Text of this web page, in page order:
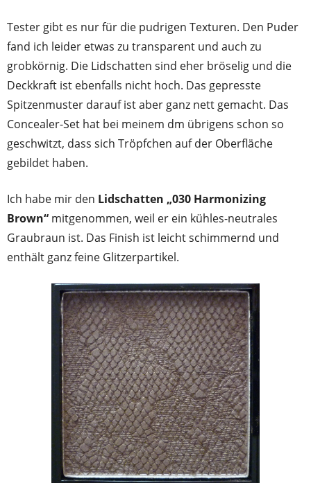
Tester gibt es nur für die pudrigen Texturen. Den Puder
fand ich leider etwas zu transparent und auch zu
grobkörnig. Die Lidschatten sind eher bröselig und die
Deckkraft ist ebenfalls nicht hoch. Das gepresste
Spitzenmuster darauf ist aber ganz nett gemacht. Das
Concealer-Set hat bei meinem dm übrigens schon so
geschwitzt, dass sich Tröpfchen auf der Oberfläche
gebildet haben.
Ich habe mir den Lidschatten „030 Harmonizing
Brown“ mitgenommen, weil er ein kühles-neutrales
Graubraun ist. Das Finish ist leicht schimmernd und
enthält ganz feine Glitzerpartikel.